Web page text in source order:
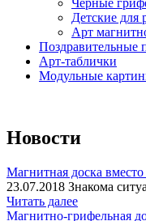
Детские для
Арт
Поздравительные
Арт-таблички
Модульные
Новости
Магнитная доска
23.07.2018 Знакома
Читать далее
Магнитно-грифельная